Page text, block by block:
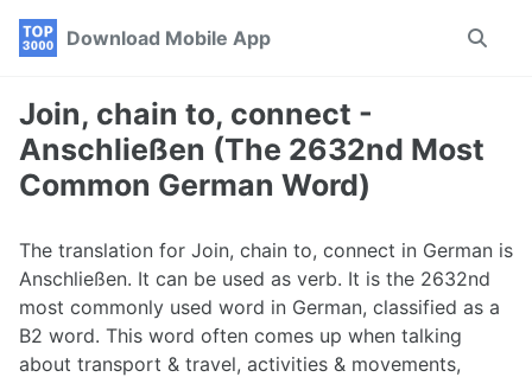
Skip
navigation
Skip
Skip
Download Mobile App
Toggle
Join, chain to, connect -
Anschließen (The 2632nd Most
Common German Word)
The translation for Join, chain to, connect in German is
Anschließen. It can be used as verb. It is the 2632nd
most commonly used word in German, classified as a
B2 word. This word often comes up when talking
about transport & travel, activities & movements,